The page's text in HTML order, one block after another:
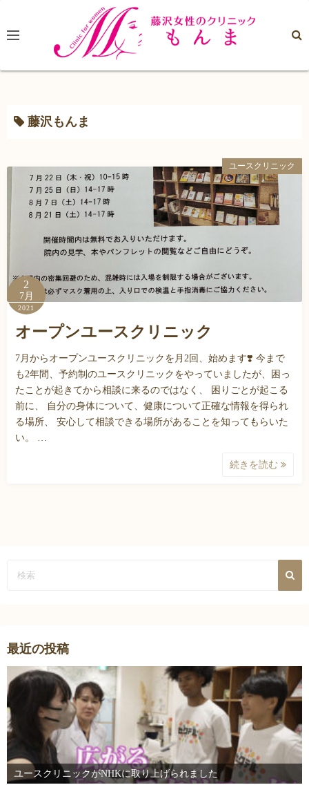
テ
プ
藤沢もんま
ユースクリニック
2
7月
2021
オープンユースクリニック
7月からオープンユースクリニックを月2回、始めます❣️ 今まで
も2年間、予約制のユースクリニックをやっていましたが、困っ
たことが起きてから相談に来るのではなく、 困りごとが起こる
前に、 自分の身体について、健康について正確な情報を得られ
る場所、 安心して相談できる場所があることを知ってもらいた
い。 …
続きを読む
最近の投稿
ユースクリニックがNHKに取り上げられました